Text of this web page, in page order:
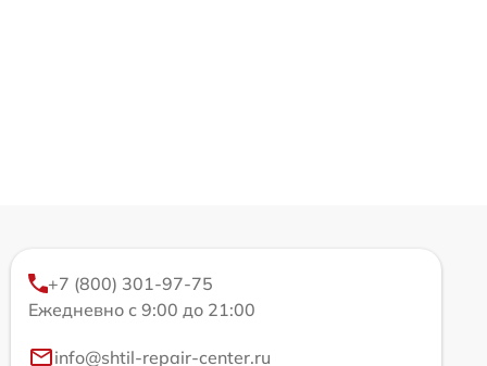
+7 (800) 301-97-75
Ежедневно с 9:00 до 21:00
info@shtil-repair-center.ru